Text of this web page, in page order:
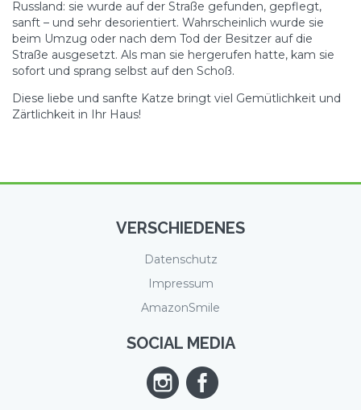
Russland: sie wurde auf der Straße gefunden, gepflegt,
sanft – und sehr desorientiert. Wahrscheinlich wurde sie
beim Umzug oder nach dem Tod der Besitzer auf die
Straße ausgesetzt. Als man sie hergerufen hatte, kam sie
sofort und sprang selbst auf den Schoß.
Diese liebe und sanfte Katze bringt viel Gemütlichkeit und
Zärtlichkeit in Ihr Haus!
VERSCHIEDENES
Datenschutz
Impressum
AmazonSmile
SOCIAL MEDIA